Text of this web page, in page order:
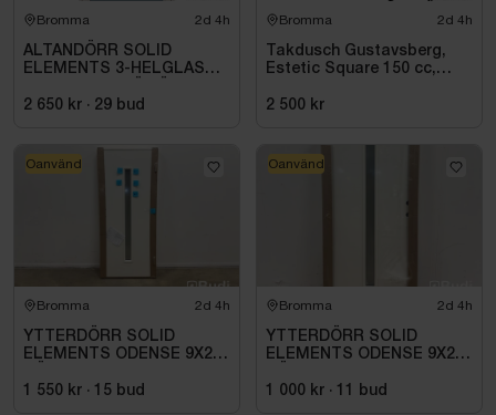
Bromma 2d 4h
ALTANDÖRR SOLID
ELEMENTS 3-HELGLAS
2 650 kr · 29 bud
Bromma 2d 4h
Takdusch Gustavsberg,
Estetic Square 150 cc,
2 500 kr
Bromma 2d 4h
YTTERDÖRR SOLID
ELEMENTS ODENSE 9X20
1 550 kr · 15 bud
Oanvänd
Bromma 2d 4h
YTTERDÖRR SOLID
ELEMENTS ODENSE 9X21
1 000 kr · 11 bud
Oanvänd